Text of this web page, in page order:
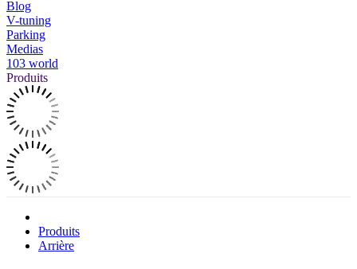
Blog
V-tuning
Parking
Medias
103 world
Produits
Produits
Arrière